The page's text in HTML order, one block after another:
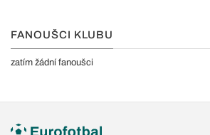
FANOUŠCI KLUBU
zatím žádní fanoušci